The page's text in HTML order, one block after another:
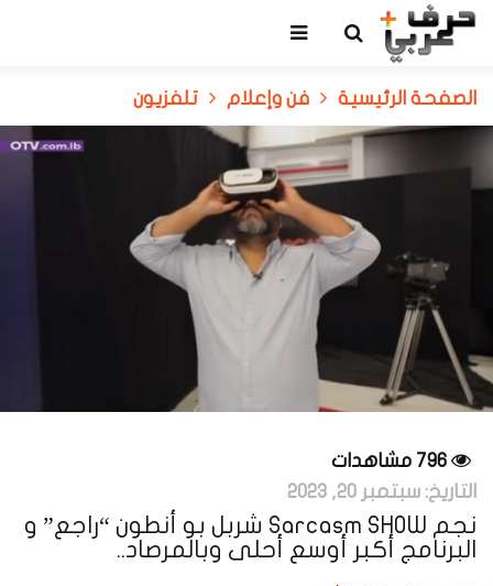
الصفحة الرئيسية فن وإعلام تلفزيون
التاريخ: سبتمبر 20, 2023
نجم Sarcasm SHOW شربل بو أنطون “راجع” و
البرنامج أكبر أوسع أحلى وبالمرصاد..